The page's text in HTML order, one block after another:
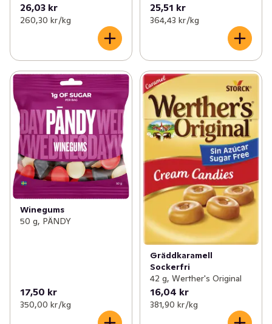
26,03 kr
260,30 kr /kg
25,51 kr
364,43 kr /kg
Winegums
50 g, PÄNDY
17,50 kr
350,00 kr /kg
Gräddkaramell
Sockerfri
42 g, Werther's Original
16,04 kr
381,90 kr /kg